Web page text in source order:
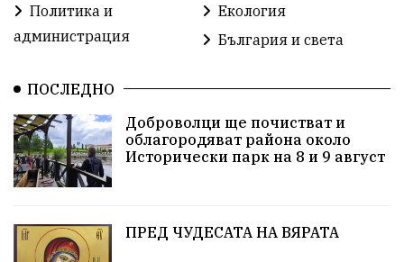
Европа Актуално Туризъм Бизнес
абсурд Здравословно хранене
Коледа Чиста София
Политика и
администрация
Екология
България и света
ПОСЛЕДНО
Доброволци ще почистват и
облагородяват района около
Исторически парк на 8 и 9 август
ПРЕД ЧУДЕСАТА НА ВЯРАТА